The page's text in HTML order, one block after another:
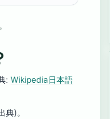
:Wikipedia日本語
)。